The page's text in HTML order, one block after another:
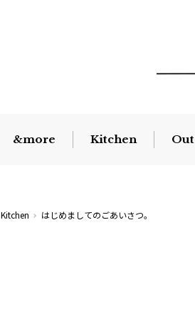
&more Kitchen
Kitchen はじめましてのごあいさつ。